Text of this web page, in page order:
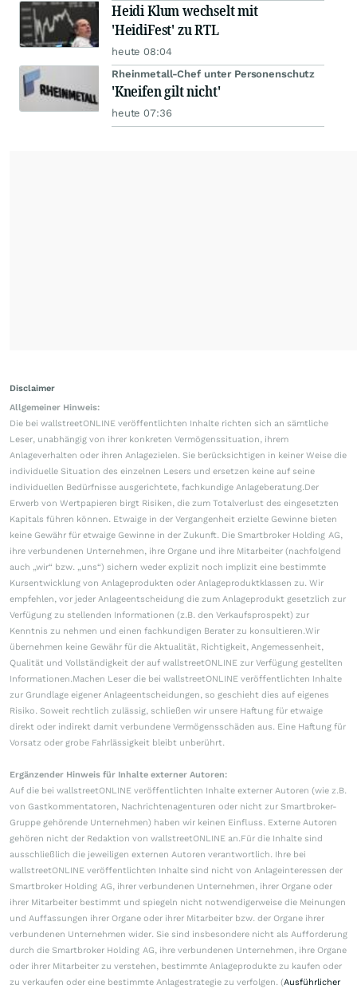
Heidi Klum wechselt mit
'HeidiFest' zu RTL
heute 08:04
Rheinmetall-Chef unter Personenschutz
'Kneifen gilt nicht'
heute 07:36
Disclaimer
Allgemeiner Hinweis:
Die bei wallstreetONLINE veröffentlichten Inhalte richten sich an sämtliche
Leser, unabhängig von ihrer konkreten Vermögenssituation, ihrem
Anlageverhalten oder ihren Anlagezielen. Sie berücksichtigen in keiner Weise die
individuelle Situation des einzelnen Lesers und ersetzen keine auf seine
individuellen Bedürfnisse ausgerichtete, fachkundige Anlageberatung.Der
Erwerb von Wertpapieren birgt Risiken, die zum Totalverlust des eingesetzten
Kapitals führen können. Etwaige in der Vergangenheit erzielte Gewinne bieten
keine Gewähr für etwaige Gewinne in der Zukunft. Die Smartbroker Holding AG,
ihre verbundenen Unternehmen, ihre Organe und ihre Mitarbeiter (nachfolgend
auch „wir“ bzw. „uns“) sichern weder explizit noch implizit eine bestimmte
Kursentwicklung von Anlageprodukten oder Anlageproduktklassen zu. Wir
empfehlen, vor jeder Anlageentscheidung die zum Anlageprodukt gesetzlich zur
Verfügung zu stellenden Informationen (z.B. den Verkaufsprospekt) zur
Kenntnis zu nehmen und einen fachkundigen Berater zu konsultieren.Wir
übernehmen keine Gewähr für die Aktualität, Richtigkeit, Angemessenheit,
Qualität und Vollständigkeit der auf wallstreetONLINE zur Verfügung gestellten
Informationen.Machen Leser die bei wallstreetONLINE veröffentlichten Inhalte
zur Grundlage eigener Anlageentscheidungen, so geschieht dies auf eigenes
Risiko. Soweit rechtlich zulässig, schließen wir unsere Haftung für etwaige
direkt oder indirekt damit verbundene Vermögensschäden aus. Eine Haftung für
Vorsatz oder grobe Fahrlässigkeit bleibt unberührt.
Ergänzender Hinweis für Inhalte externer Autoren:
Auf die bei wallstreetONLINE veröffentlichten Inhalte externer Autoren (wie z.B.
von Gastkommentatoren, Nachrichtenagenturen oder nicht zur Smartbroker-
Gruppe gehörende Unternehmen) haben wir keinen Einfluss. Externe Autoren
gehören nicht der Redaktion von wallstreetONLINE an.Für die Inhalte sind
ausschließlich die jeweiligen externen Autoren verantwortlich. Ihre bei
wallstreetONLINE veröffentlichten Inhalte sind nicht von Anlageinteressen der
Smartbroker Holding AG, ihrer verbundenen Unternehmen, ihrer Organe oder
ihrer Mitarbeiter bestimmt und spiegeln nicht notwendigerweise die Meinungen
und Auffassungen ihrer Organe oder ihrer Mitarbeiter bzw. der Organe ihrer
verbundenen Unternehmen wider. Sie sind insbesondere nicht als Aufforderung
durch die Smartbroker Holding AG, ihre verbundenen Unternehmen, ihre Organe
oder ihrer Mitarbeiter zu verstehen, bestimmte Anlageprodukte zu kaufen oder
zu verkaufen oder eine bestimmte Anlagestrategie zu verfolgen. (Ausführlicher